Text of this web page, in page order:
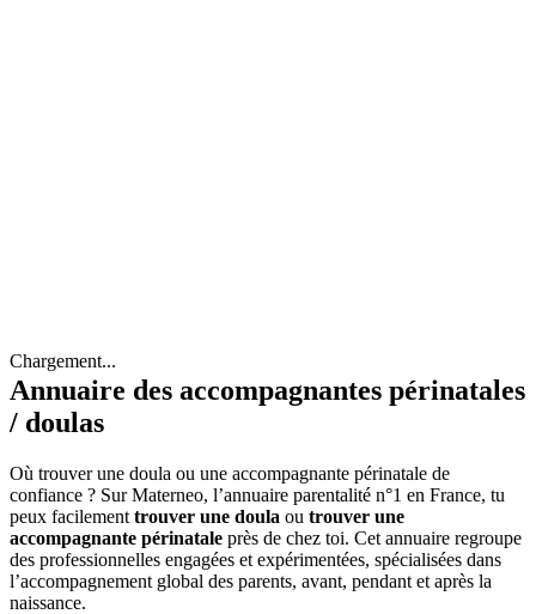
Chargement...
Annuaire des accompagnantes périnatales
/ doulas
Où trouver une doula ou une accompagnante périnatale de
confiance ? Sur Materneo, l’annuaire parentalité n°1 en France, tu
peux facilement trouver une doula ou trouver une
accompagnante périnatale près de chez toi. Cet annuaire regroupe
des professionnelles engagées et expérimentées, spécialisées dans
l’accompagnement global des parents, avant, pendant et après la
naissance.